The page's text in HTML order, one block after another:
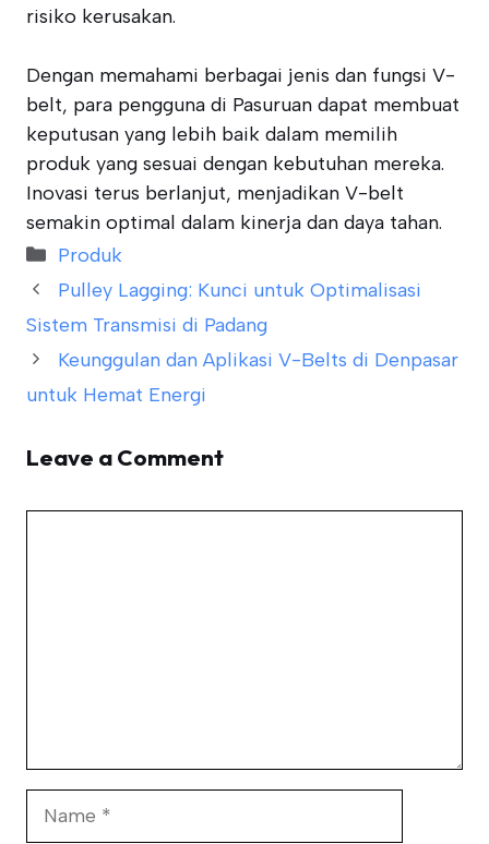
risiko kerusakan.
Dengan memahami berbagai jenis dan fungsi V-
belt, para pengguna di Pasuruan dapat membuat
keputusan yang lebih baik dalam memilih
produk yang sesuai dengan kebutuhan mereka.
Inovasi terus berlanjut, menjadikan V-belt
semakin optimal dalam kinerja dan daya tahan.
Categories
Produk
Pulley Lagging: Kunci untuk Optimalisasi
Sistem Transmisi di Padang
Keunggulan dan Aplikasi V-Belts di Denpasar
untuk Hemat Energi
Leave a Comment